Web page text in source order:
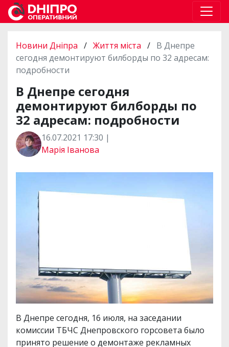
Новини Дніпра / Життя міста / В Днепре
сегодня демонтируют билборды по 32 адресам:
подробности
В Днепре сегодня
демонтируют билборды по
32 адресам: подробности
16.07.2021 17:30 |
Марія Іванова
В Днепре сегодня, 16 июля, на заседании
комиссии ТБЧС Днепровского горсовета было
принято решение о демонтаже рекламных